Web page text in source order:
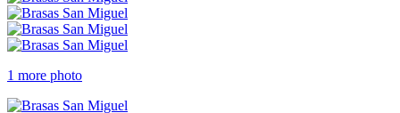
1 more photo